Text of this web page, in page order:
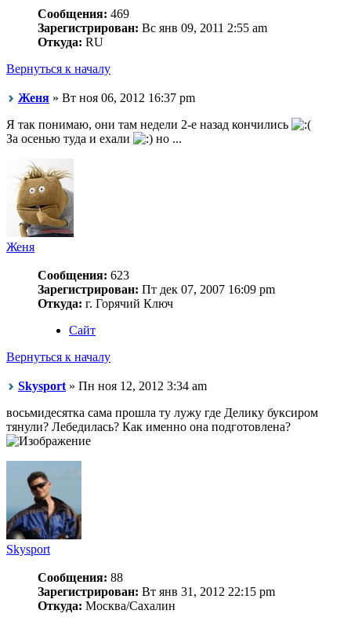
Сообщения: 469
Зарегистрирован: Вс янв 09, 2011 2:55 am
Откуда: RU
Вернуться к началу
Женя » Вт ноя 06, 2012 16:37 pm
Я так понимаю, они там недели 2-е назад кончились
За осенью туда и ехали
но ...
Женя
Сообщения: 623
Зарегистрирован: Пт дек 07, 2007 16:09 pm
Откуда: г. Горячий Ключ
Сайт
Вернуться к началу
Skysport » Пн ноя 12, 2012 3:34 am
восьмидесятка сама прошла ту лужу где Делику буксиром
тянули? Лебедилась? Как именно она подготовлена?
Skysport
Сообщения: 88
Зарегистрирован: Вт янв 31, 2012 22:15 pm
Откуда: Москва/Сахалин